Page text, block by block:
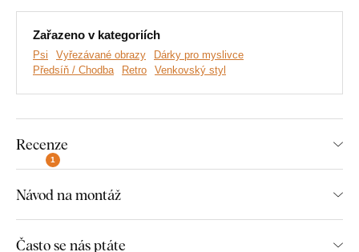
rodiny, děti a jednotlivce.
Hlavní výhody produktu:
Ideální dárek pro pejskaře
Jednoduchá montáž na zeď
Dřevěný 3 mm tlustý materiál
Zařazeno v kategoriích
Psi Vyřezávané obrazy
Dárky pro myslivce
Předsíň / Chodba
Retro Venkovský styl
Recenze
1
Návod na montáž
Často se nás ptáte